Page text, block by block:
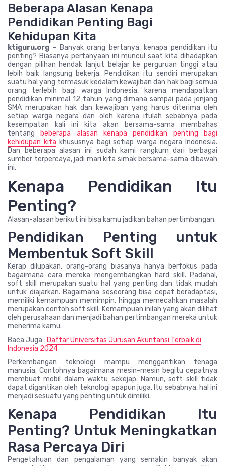
Beberapa Alasan Kenapa
Pendidikan Penting Bagi
Kehidupan Kita
ktiguru.org – Banyak orang bertanya, kenapa pendidikan itu
penting? Biasanya pertanyaan ini muncul saat kita dihadapkan
dengan pilihan hendak lanjut belajar ke perguruan tinggi atau
lebih baik langsung bekerja. Pendidikan itu sendiri merupakan
suatu hal yang termasuk kedalam kewajiban dan hak bagi semua
orang terlebih bagi warga Indonesia, karena mendapatkan
pendidikan minimal 12 tahun yang dimana sampai pada jenjang
SMA merupakan hak dan kewajiban yang harus diterima oleh
setiap warga negara dan oleh karena itulah sebabnya pada
kesempatan kali ini kita akan bersama-sama membahas
tentang beberapa alasan kenapa pendidikan penting bagi
kehidupan kita khususnya bagi setiap warga negara Indonesia.
Dan beberapa alasan ini sudah kami rangkum dari berbagai
sumber terpercaya, jadi mari kita simak bersama-sama dibawah
ini.
Kenapa Pendidikan Itu
Penting?
Alasan-alasan berikut ini bisa kamu jadikan bahan pertimbangan.
Pendidikan Penting untuk
Membentuk Soft Skill
Kerap dilupakan, orang-orang biasanya hanya berfokus pada
bagaimana cara mereka mengembangkan hard skill. Padahal,
soft skill merupakan suatu hal yang penting dan tidak mudah
untuk diajarkan. Bagaimana seseorang bisa cepat beradaptasi,
memiliki kemampuan memimpin, hingga memecahkan masalah
merupakan contoh soft skill. Kemampuan inilah yang akan dilihat
oleh perusahaan dan menjadi bahan pertimbangan mereka untuk
menerima kamu.
Baca Juga : Daftar Universitas Jurusan Akuntansi Terbaik di
Indonesia 2024
Perkembangan teknologi mampu menggantikan tenaga
manusia. Contohnya bagaimana mesin-mesin begitu cepatnya
membuat mobil dalam waktu sekejap. Namun, soft skill tidak
dapat digantikan oleh teknologi apapun juga. Itu sebabnya, hal ini
menjadi sesuatu yang penting untuk dimiliki.
Kenapa Pendidikan Itu
Penting? Untuk Meningkatkan
Rasa Percaya Diri
Pengetahuan dan pengalaman yang semakin banyak akan